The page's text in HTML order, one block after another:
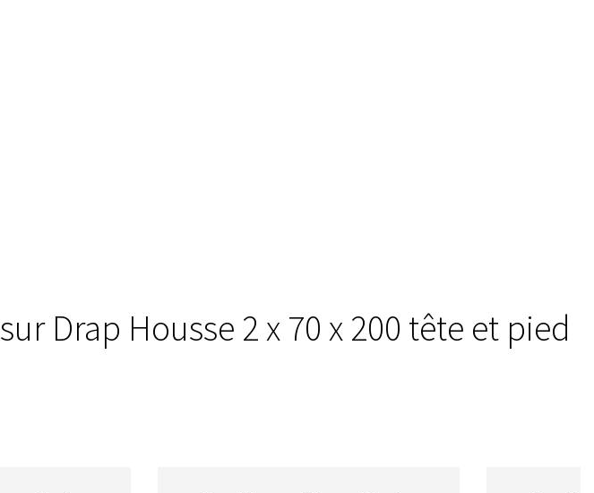
sur Drap Housse 2 x 70 x 200 tête et pied